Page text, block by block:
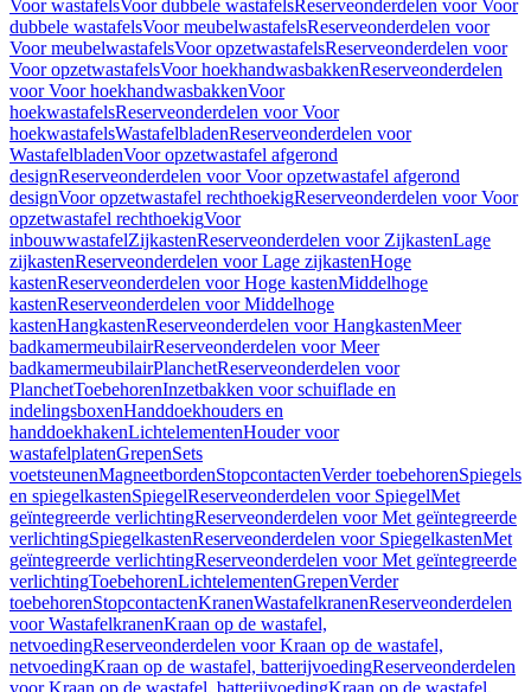
Voor wastafelsVoor dubbele wastafelsReserveonderdelen voor Voor
dubbele wastafelsVoor meubelwastafelsReserveonderdelen voor
Voor meubelwastafelsVoor opzetwastafelsReserveonderdelen voor
Voor opzetwastafelsVoor hoekhandwasbakkenReserveonderdelen
voor Voor hoekhandwasbakkenVoor
hoekwastafelsReserveonderdelen voor Voor
hoekwastafelsWastafelbladenReserveonderdelen voor
WastafelbladenVoor opzetwastafel afgerond
designReserveonderdelen voor Voor opzetwastafel afgerond
designVoor opzetwastafel rechthoekigReserveonderdelen voor Voor
opzetwastafel rechthoekigVoor
inbouwwastafelZijkastenReserveonderdelen voor ZijkastenLage
zijkastenReserveonderdelen voor Lage zijkastenHoge
kastenReserveonderdelen voor Hoge kastenMiddelhoge
kastenReserveonderdelen voor Middelhoge
kastenHangkastenReserveonderdelen voor HangkastenMeer
badkamermeubilairReserveonderdelen voor Meer
badkamermeubilairPlanchetReserveonderdelen voor
PlanchetToebehorenInzetbakken voor schuiflade en
indelingsboxenHanddoekhouders en
handdoekhakenLichtelementenHouder voor
wastafelplatenGrepenSets
voetsteunenMagneetbordenStopcontactenVerder toebehorenSpiegels
en spiegelkastenSpiegelReserveonderdelen voor SpiegelMet
geïntegreerde verlichtingReserveonderdelen voor Met geïntegreerde
verlichtingSpiegelkastenReserveonderdelen voor SpiegelkastenMet
geïntegreerde verlichtingReserveonderdelen voor Met geïntegreerde
verlichtingToebehorenLichtelementenGrepenVerder
toebehorenStopcontactenKranenWastafelkranenReserveonderdelen
voor WastafelkranenKraan op de wastafel,
netvoedingReserveonderdelen voor Kraan op de wastafel,
netvoedingKraan op de wastafel, batterijvoedingReserveonderdelen
voor Kraan op de wastafel, batterijvoedingKraan op de wastafel,